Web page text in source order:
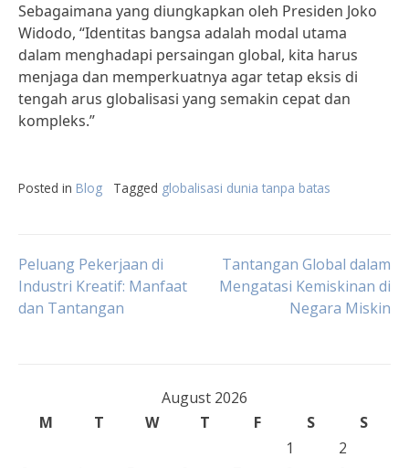
Sebagaimana yang diungkapkan oleh Presiden Joko
Widodo, “Identitas bangsa adalah modal utama
dalam menghadapi persaingan global, kita harus
menjaga dan memperkuatnya agar tetap eksis di
tengah arus globalisasi yang semakin cepat dan
kompleks.”
Posted in Blog Tagged globalisasi dunia tanpa batas
Post
navigation
Peluang Pekerjaan di
Industri Kreatif: Manfaat
dan Tantangan
Tantangan Global dalam
Mengatasi Kemiskinan di
Negara Miskin
August 2026
M
T W T F S
S
1
2